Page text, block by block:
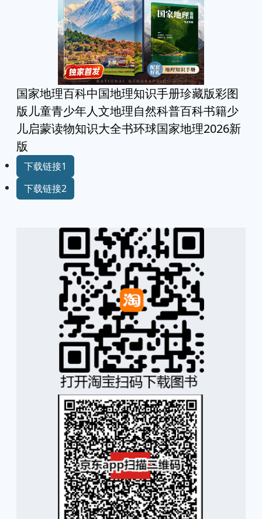
国家地理百科中国地理知识手册珍藏版彩图
版儿童青少年人文地理自然科普百科书籍少
儿启蒙读物知识大全书环球国家地理2026新
版
下载链接1
下载链接2